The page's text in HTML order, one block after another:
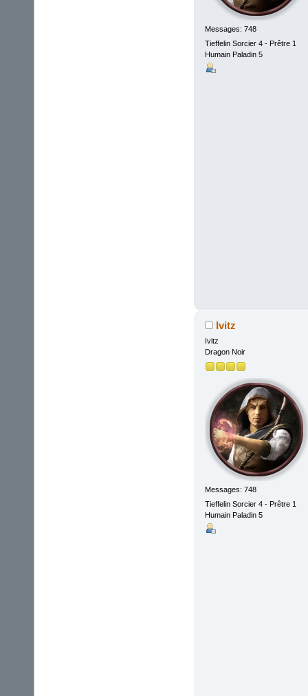
Messages: 748
Tieffelin Sorcier 4 - Prêtre 1
Humain Paladin 5
Ivitz
Ivitz
Dragon Noir
Messages: 748
Tieffelin Sorcier 4 - Prêtre 1
Humain Paladin 5